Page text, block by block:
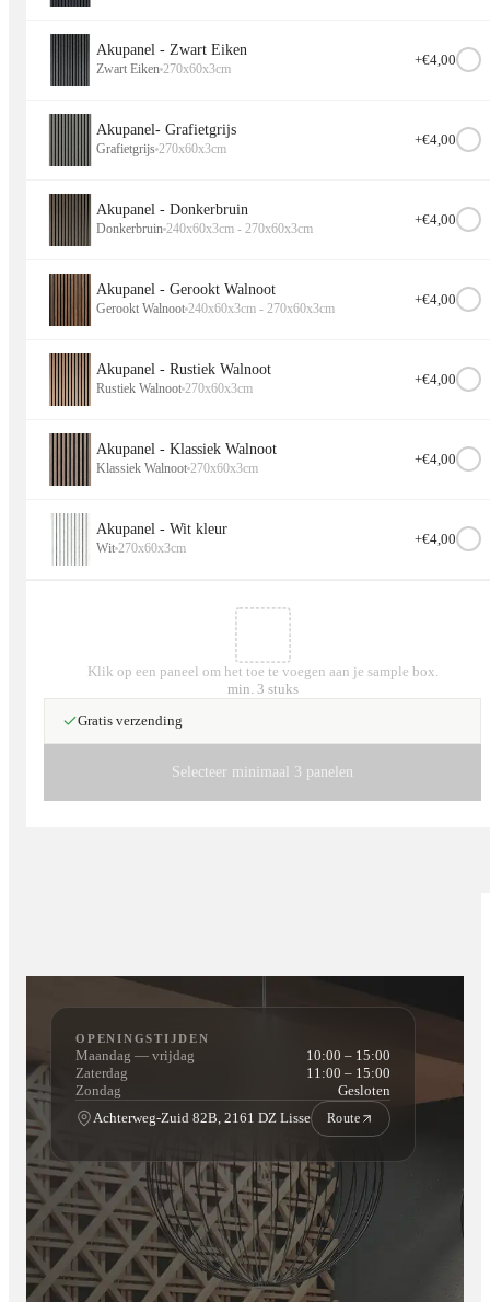
Klik op een paneel om het toe te voegen aan je sample box.
min. 3 stuks
Gratis verzending
Selecteer minimaal 3 panelen
Akupanel - Zwart Eiken
Zwart Eiken 270x60x3cm
+€4,00
Akupanel- Grafietgrijs
Grafietgrijs 270x60x3cm
+€4,00
Akupanel - Donkerbruin
Donkerbruin 240x60x3cm - 270x60x3cm
+€4,00
Akupanel - Gerookt Walnoot
Gerookt Walnoot 240x60x3cm - 270x60x3cm
+€4,00
Akupanel - Rustiek Walnoot
Rustiek Walnoot 270x60x3cm
+€4,00
Akupanel - Klassiek Walnoot
Klassiek Walnoot 270x60x3cm
+€4,00
Akupanel - Wit kleur
Wit 270x60x3cm
+€4,00
OPENINGSTIJDEN
Maandag — vrijdag
10:00 – 15:00
Zaterdag
11:00 – 15:00
Zondag
Gesloten
Achterweg-Zuid 82B, 2161 DZ Lisse
Route